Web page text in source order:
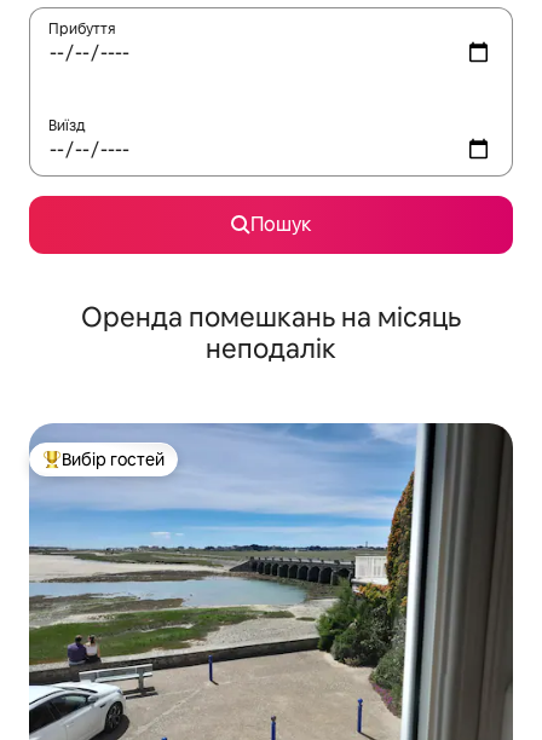
Прибуття
Виїзд
Пошук
Оренда помешкань на місяць
неподалік
Топ вибір гостей
Вибір гостей